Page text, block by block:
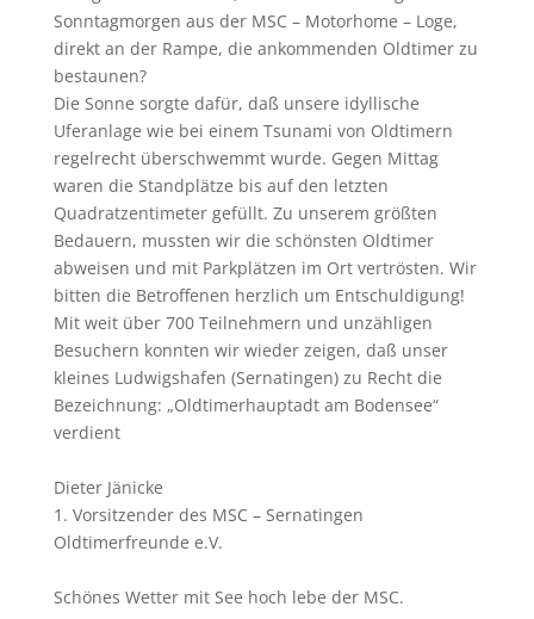
Sonntagmorgen aus der MSC – Motorhome – Loge,
direkt an der Rampe, die ankommenden Oldtimer zu
bestaunen?
Die Sonne sorgte dafür, daß unsere idyllische
Uferanlage wie bei einem Tsunami von Oldtimern
regelrecht überschwemmt wurde. Gegen Mittag
waren die Standplätze bis auf den letzten
Quadratzentimeter gefüllt. Zu unserem größten
Bedauern, mussten wir die schönsten Oldtimer
abweisen und mit Parkplätzen im Ort vertrösten. Wir
bitten die Betroffenen herzlich um Entschuldigung!
Mit weit über 700 Teilnehmern und unzähligen
Besuchern konnten wir wieder zeigen, daß unser
kleines Ludwigshafen (Sernatingen) zu Recht die
Bezeichnung: „Oldtimerhauptadt am Bodensee“
verdient
Dieter Jänicke
1. Vorsitzender des MSC – Sernatingen
Oldtimerfreunde e.V.
Schönes Wetter mit See hoch lebe der MSC.